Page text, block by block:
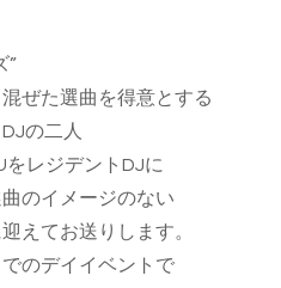
”
ぜた選曲を得意とする
の二人
をレジデントDJに
のイメージのない
えてお送りします。
のデイイベントで